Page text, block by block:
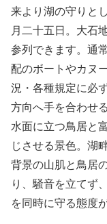
来より湖の守りと
月二十五日。大石
参列できます。通
配のボートやカヌ
況・各種規定に必
方向へ手を合わせ
水面に立つ鳥居と
じさせる景色。湖
背景の山肌と鳥居
り、騒音を立てず
を同時に守る態度